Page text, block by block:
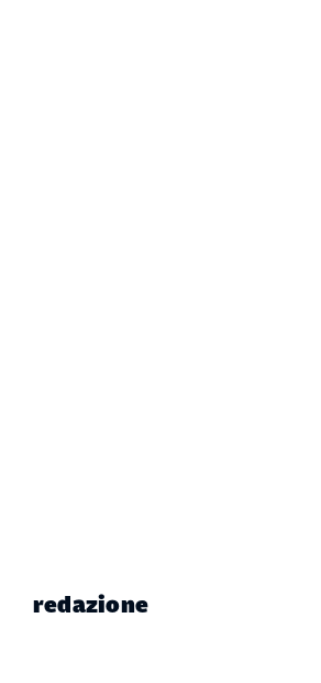
redazione